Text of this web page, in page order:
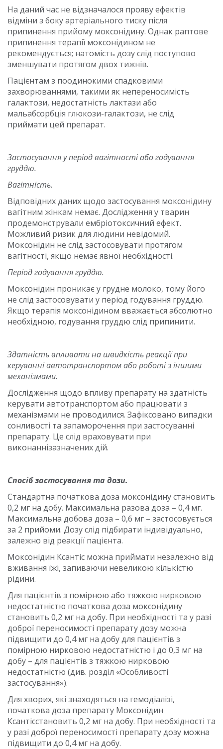
На даний час не відзначалося прояву ефектів
відміни з боку артеріального тиску після
припинення прийому моксонідину. Однак раптове
припинення терапії моксонідином не
рекомендується; натомість дозу слід поступово
зменшувати протягом двох тижнів.
Пацієнтам з поодинокими спадковими
захворюваннями, такими як непереносимість
галактози, недостатність лактази або
мальабсорбція глюкози-галактози, не слід
приймати цей препарат.
Застосування у період вагітності або годування
груддю.
Вагітність.
Відповідних даних щодо застосування моксонідину
вагітним жінкам немає. Дослідження у тварин
продемонстрували ембріотоксичний ефект.
Можливий ризик для людини невідомий.
Моксонідин не слід застосовувати протягом
вагітності, якщо немає явної необхідності.
Період годування груддю.
Моксонідин проникає у грудне молоко, тому його
не слід застосовувати у період годування груддю.
Якщо терапія моксонідином вважається абсолютно
необхідною, годування груддю слід припинити.
Здатність впливати на швидкість реакції при
керуванні автотранспортом або роботі з іншими
механізмами.
Дослідження щодо впливу препарату на здатність
керувати автотранспортом або працювати з
механізмами не проводилися. Зафіксовано випадки
сонливості та запаморочення при застосуванні
препарату. Це слід враховувати при
виконаннізазначених дій.
Спосіб застосування та дози.
Стандартна початкова доза моксонідину становить
0,2 мг на добу. Максимальна разова доза – 0,4 мг.
Максимальна добова доза – 0,6 мг – застосовується
за 2 прийоми. Дозу слід підбирати індивідуально,
залежно від реакції пацієнта.
Моксонідин Ксантіс можна приймати незалежно від
вживання їжі, запиваючи невеликою кількістю
рідини.
Для пацієнтів з помірною або тяжкою нирковою
недостатністю початкова доза моксонідину
становить 0,2 мг на добу. При необхідності та у разі
доброї переносимості препарату дозу можна
підвищити до 0,4 мг на добу для пацієнтів з
помірною нирковою недостатністю і до 0,3 мг на
добу – для пацієнтів з тяжкою нирковою
недостатністю (див. розділ «Особливості
застосування»).
Для хворих, які знаходяться на гемодіалізі,
початкова доза препарату Моксонідин
Ксантісстановить 0,2 мг на добу. При необхідності та
у разі доброї переносимості препарату дозу можна
підвищити до 0,4 мг на добу.